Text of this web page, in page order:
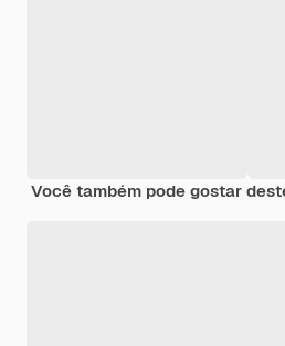
Você também pode gostar